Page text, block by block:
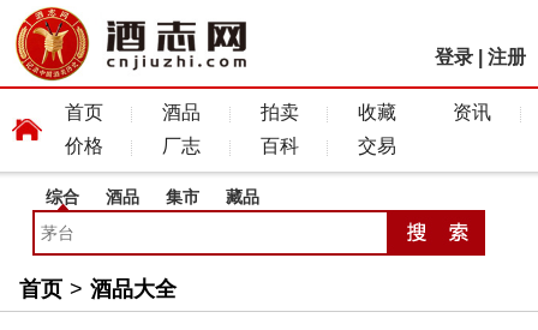
登录 注册
首页 酒品 拍卖 收藏
资讯
价格
厂志 百科 交易
综合 酒品 集市 藏品
首页 > 酒品大全